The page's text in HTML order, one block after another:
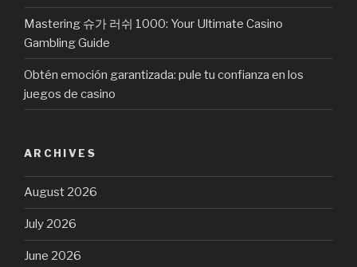
Mastering 슈가 러쉬 1000: Your Ultimate Casino
Gambling Guide
Obtén emoción garantizada: pule tu confianza en los
juegos de casino
ARCHIVES
August 2026
July 2026
June 2026